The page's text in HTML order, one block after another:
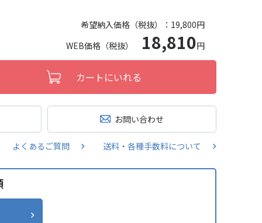
希望納入価格（税抜）： 19,800円
WEB価格（税抜） 18,810円
カートにいれる
お問い合わせ
よくあるご質問 送料・各種手数料について